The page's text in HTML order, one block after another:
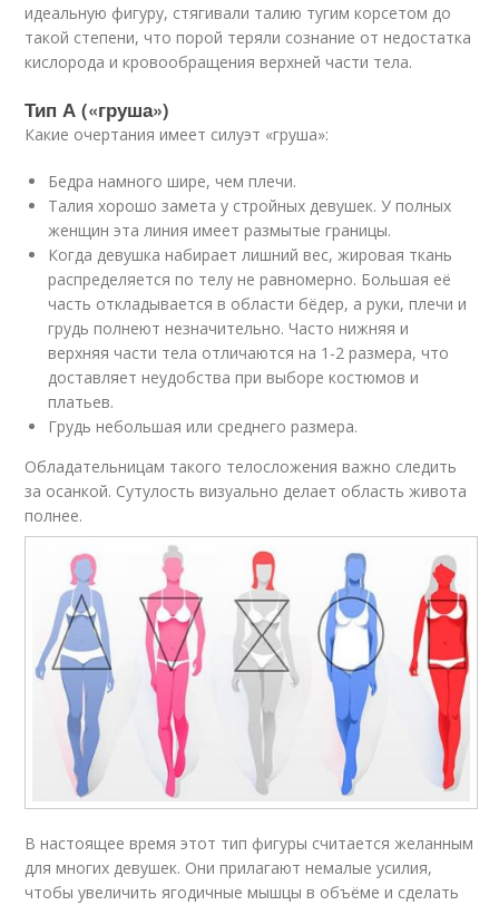
идеальную фигуру, стягивали талию тугим корсетом до
такой степени, что порой теряли сознание от недостатка
кислорода и кровообращения верхней части тела.
Тип А («груша»)
Какие очертания имеет силуэт «груша»:
Бедра намного шире, чем плечи.
Талия хорошо замета у стройных девушек. У полных
женщин эта линия имеет размытые границы.
Когда девушка набирает лишний вес, жировая ткань
распределяется по телу не равномерно. Большая её
часть откладывается в области бёдер, а руки, плечи и
грудь полнеют незначительно. Часто нижняя и
верхняя части тела отличаются на 1-2 размера, что
доставляет неудобства при выборе костюмов и
платьев.
Грудь небольшая или среднего размера.
Обладательницам такого телосложения важно следить
за осанкой. Сутулость визуально делает область живота
полнее.
В настоящее время этот тип фигуры считается желанным
для многих девушек. Они прилагают немалые усилия,
чтобы увеличить ягодичные мышцы в объёме и сделать